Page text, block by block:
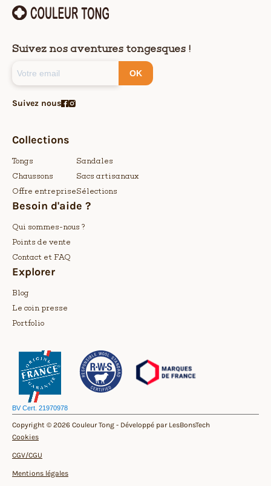
Suivez nos aventures tongesques !
OK
Suivez nous
Collections
Tongs
Chaussons
Offre entreprise
Sandales
Sacs artisanaux
Sélections
Besoin d'aide ?
Qui sommes-nous ?
Points de vente
Contact et FAQ
Explorer
Blog
Le coin presse
Portfolio
BV Cert. 21970978
Copyright © 2026 Couleur Tong - Développé par LesBonsTech
Cookies
CGV/CGU
Mentions légales